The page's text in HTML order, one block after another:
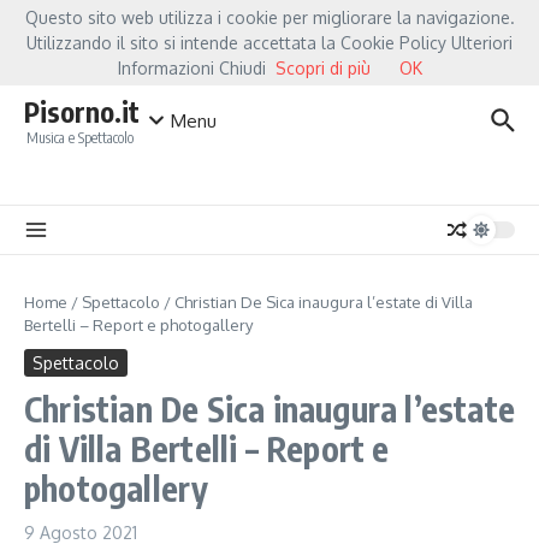
Salta al contenuto
Hot News
Fiorella Mannoia, a Capannori nasce “Anime Salve”: la data zero è un
Pisorno.it
Musica e Spettacolo
Menu
Home / Spettacolo / Christian De Sica inaugura l’estate di Villa
Bertelli – Report e photogallery
Spettacolo
Christian De Sica inaugura l’estate
di Villa Bertelli – Report e
photogallery
9 Agosto 2021
Questo sito web utilizza i cookie per migliorare la navigazione.
Utilizzando il sito si intende accettata la Cookie Policy Ulteriori
Informazioni Chiudi Scopri di più OK